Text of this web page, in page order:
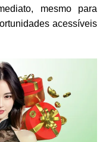
mesmo para
acessíveis